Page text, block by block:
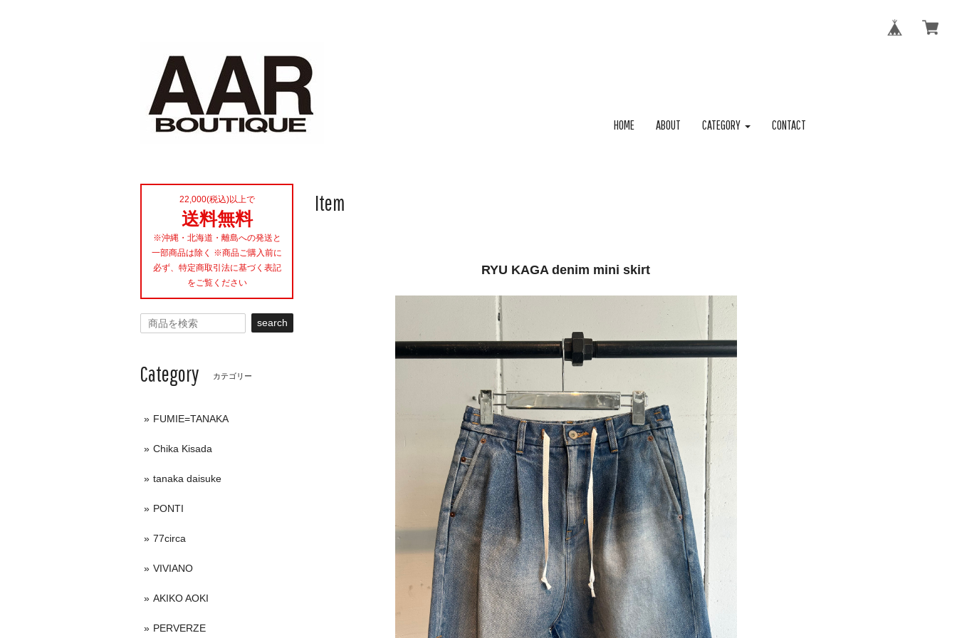
HOME ABOUT CATEGORY CONTACT
Item
RYU KAGA denim mini skirt
22,000(税込)以上で
送料無料
※沖縄・北海道・離島への発送と
一部商品は除く ※商品ご購入前に
必ず、特定商取引法に基づく表記
をご覧ください
search
Category カテゴリー
FUMIE=TANAKA
Chika Kisada
tanaka daisuke
PONTI
77circa
VIVIANO
AKIKO AOKI
PERVERZE